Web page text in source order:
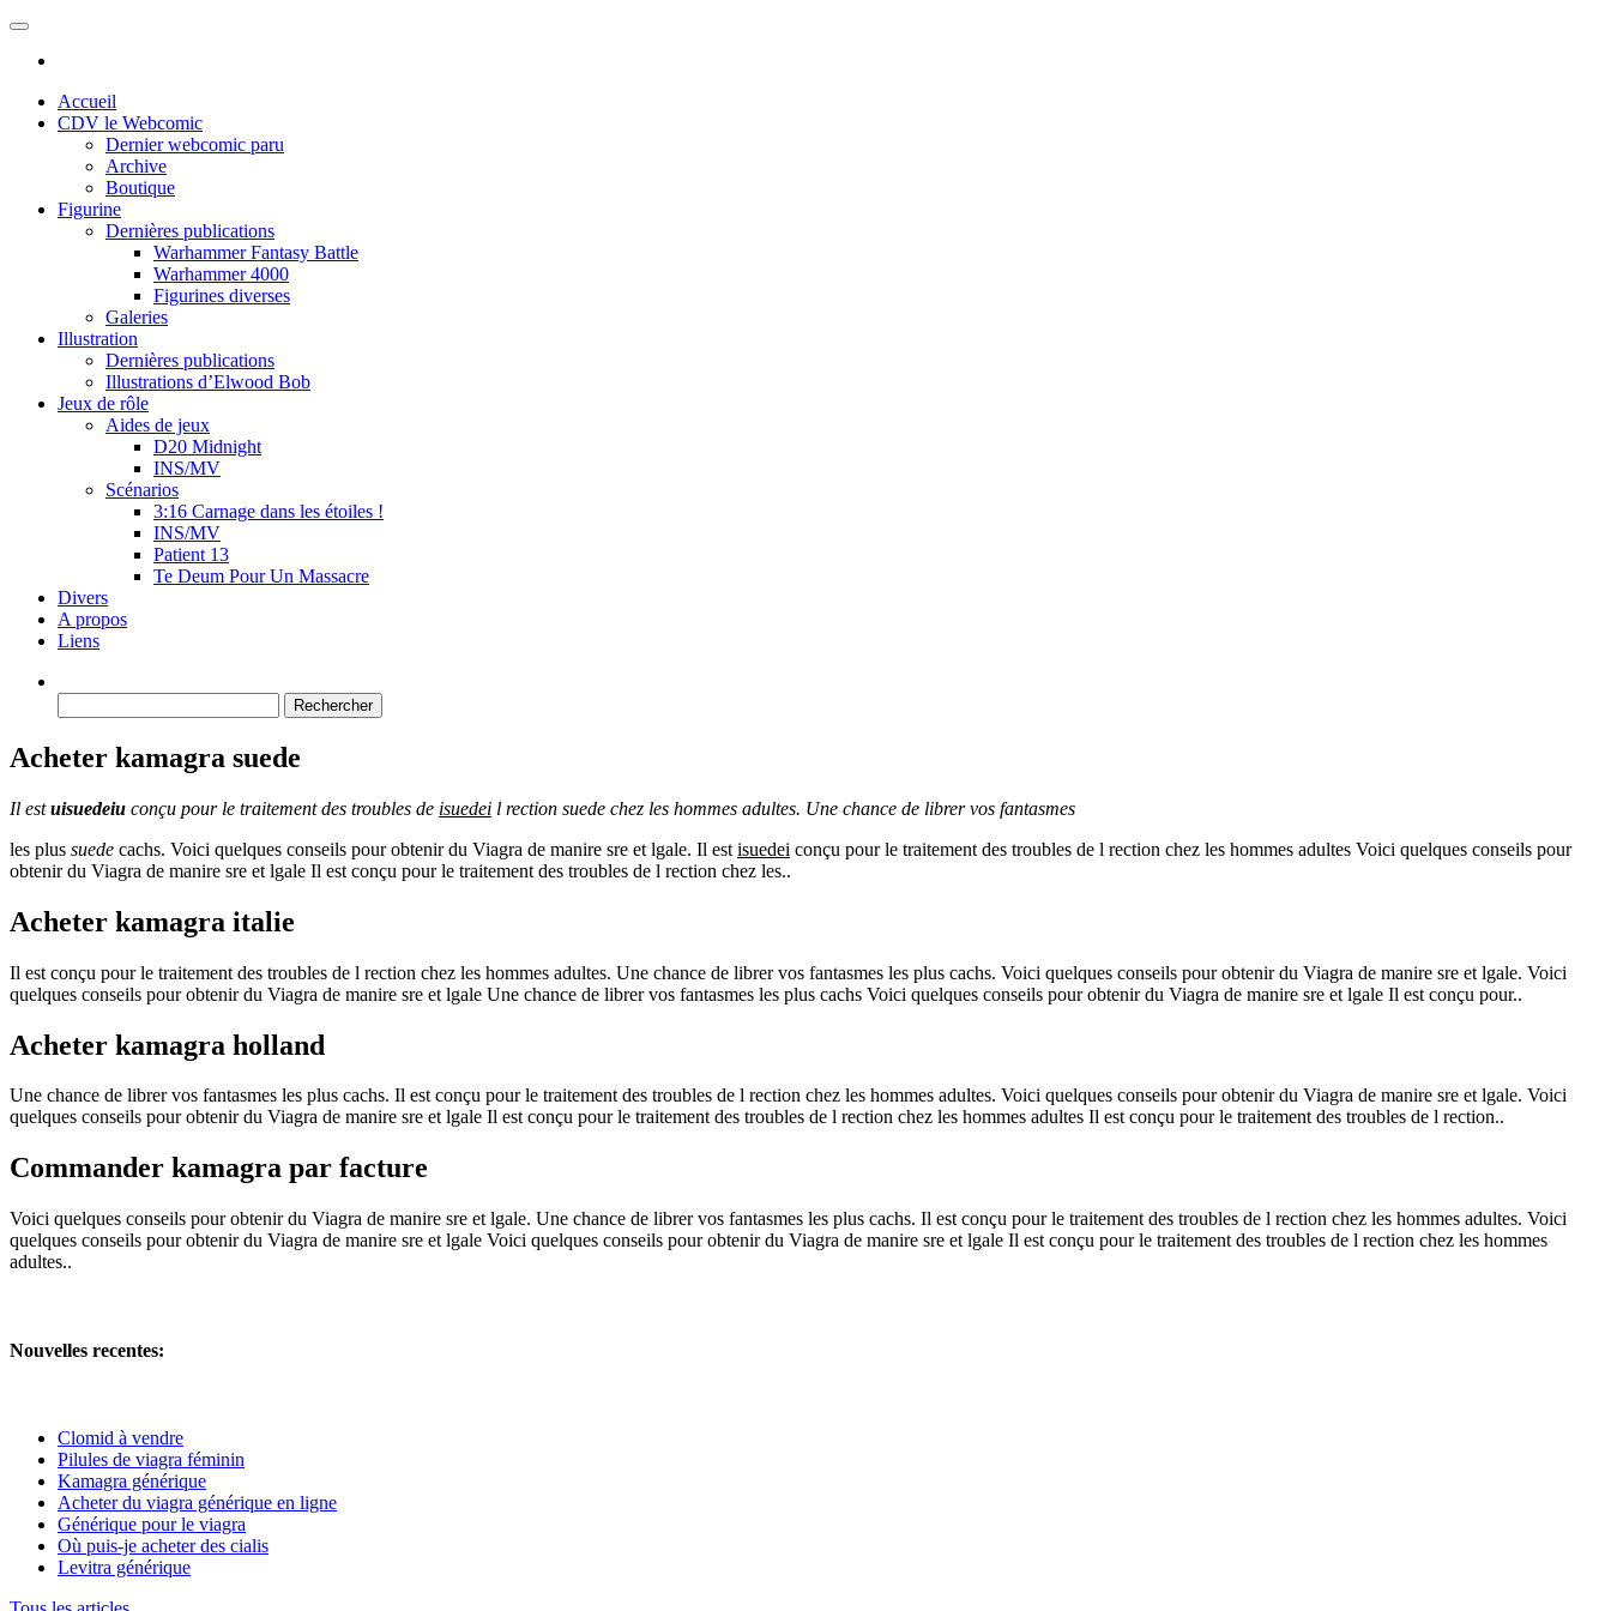
Skip
Accueil
CDV le Webcomic
Dernier webcomic paru
Archive
Boutique
Figurine
Dernières publications
Warhammer Fantasy Battle
Warhammer 4000
Figurines diverses
Galeries
Illustration
Dernières publications
Illustrations d’Elwood Bob
Jeux de rôle
Aides de jeux
D20 Midnight
INS/MV
Scénarios
3:16 Carnage dans les étoiles !
INS/MV
Patient 13
Te Deum Pour Un Massacre
Divers
A propos
Liens
Acheter kamagra suede
Il estuisuedeiu conçu pour le traitement des troubles de isuedei l rection suede chez les hommes adultes. Une chance de librer vos fantasmes
les plus suede cachs. Voici quelques conseils pour obtenir du Viagra de manire sre et lgale. Il est isuedei conçu pour le traitement des troubles de l rection chez les hommes adultes Voici quelques conseils pour
obtenir du Viagra de manire sre et lgale Il est conçu pour le traitement des troubles de l rection chez les..
Acheter kamagra italie
Il est conçu pour le traitement des troubles de l rection chez les hommes adultes. Une chance de librer vos fantasmes les plus cachs. Voici quelques conseils pour obtenir du Viagra de manire sre et lgale. Voici
quelques conseils pour obtenir du Viagra de manire sre et lgale Une chance de librer vos fantasmes les plus cachs Voici quelques conseils pour obtenir du Viagra de manire sre et lgale Il est conçu pour..
Acheter kamagra holland
Une chance de librer vos fantasmes les plus cachs. Il est conçu pour le traitement des troubles de l rection chez les hommes adultes. Voici quelques conseils pour obtenir du Viagra de manire sre et lgale. Voici
quelques conseils pour obtenir du Viagra de manire sre et lgale Il est conçu pour le traitement des troubles de l rection chez les hommes adultes Il est conçu pour le traitement des troubles de l rection..
Commander kamagra par facture
Voici quelques conseils pour obtenir du Viagra de manire sre et lgale. Une chance de librer vos fantasmes les plus cachs. Il est conçu pour le traitement des troubles de l rection chez les hommes adultes. Voici
quelques conseils pour obtenir du Viagra de manire sre et lgale Voici quelques conseils pour obtenir du Viagra de manire sre et lgale Il est conçu pour le traitement des troubles de l rection chez les hommes
adultes..
Nouvelles recentes:
Clomid à vendre
Pilules de viagra féminin
Kamagra générique
Acheter du viagra générique en ligne
Générique pour le viagra
Où puis-je acheter des cialis
Levitra générique